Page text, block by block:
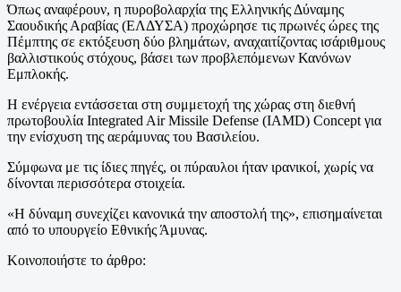
Όπως αναφέρουν, η πυροβολαρχία της Ελληνικής Δύναμης
Σαουδικής Αραβίας (ΕΛΔΥΣΑ) προχώρησε τις πρωινές ώρες της
Πέμπτης σε εκτόξευση δύο βλημάτων, αναχαιτίζοντας ισάριθμους
βαλλιστικούς στόχους, βάσει των προβλεπόμενων Κανόνων
Εμπλοκής.
Η ενέργεια εντάσσεται στη συμμετοχή της χώρας στη διεθνή
πρωτοβουλία Integrated Air Missile Defense (IAMD) Concept για
την ενίσχυση της αεράμυνας του Βασιλείου.
Σύμφωνα με τις ίδιες πηγές, οι πύραυλοι ήταν ιρανικοί, χωρίς να
δίνονται περισσότερα στοιχεία.
«Η δύναμη συνεχίζει κανονικά την αποστολή της», επισημαίνεται
από το υπουργείο Εθνικής Άμυνας.
Κοινοποιήστε το άρθρο: